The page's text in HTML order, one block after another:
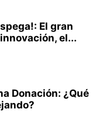
El gran
el...
Donación: ¿Qué